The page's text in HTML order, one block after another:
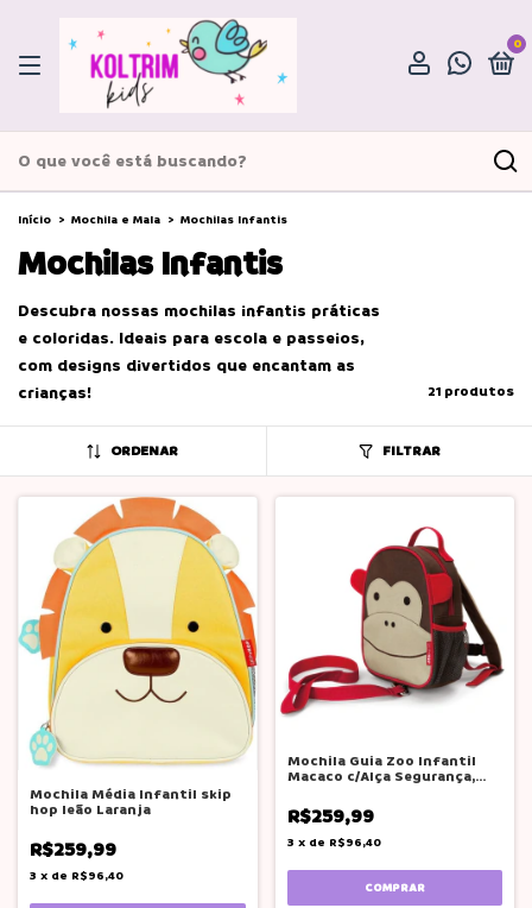
0
Início > Mochila e Mala > Mochilas Infantis
Mochilas Infantis
Descubra nossas mochilas infantis práticas
e coloridas. Ideais para escola e passeios,
com designs divertidos que encantam as
crianças!
21 produtos
ORDENAR FILTRAR
Mochila Média Infantil skip
hop leão Laranja
R$259,99
3 x de R$96,40
Mochila Guia Zoo Infantil
Macaco c/Alça Segurança,
R$259,99
3 x de R$96,40